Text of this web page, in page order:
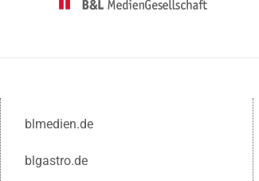
blmedien.de
blgastro.de